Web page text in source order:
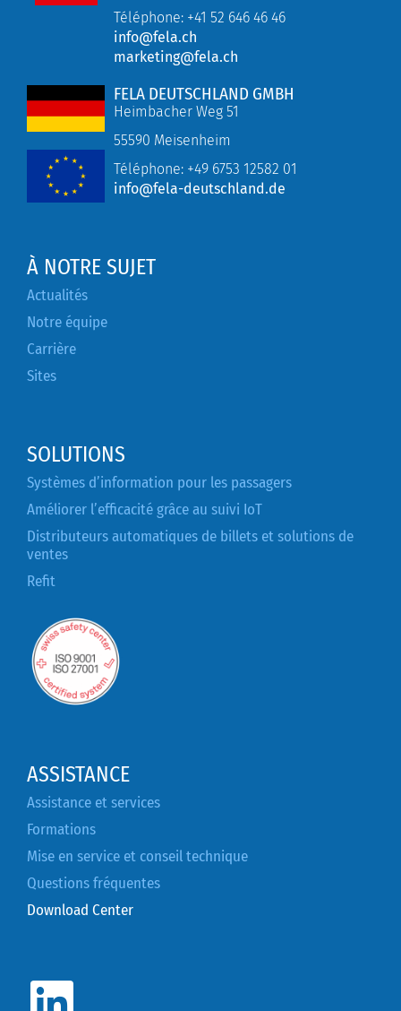
Téléphone: +41 52 646 46 46
info@fela.ch
marketing@fela.ch
FELA DEUTSCHLAND GMBH
Heimbacher Weg 51
55590 Meisenheim
Téléphone: +49 6753 12582 01
info@fela-deutschland.de
À NOTRE SUJET
Actualités
Notre équipe
Carrière
Sites
SOLUTIONS
Systèmes d’information pour les passagers
Améliorer l’efficacité grâce au suivi IoT
Distributeurs automatiques de billets et solutions de
ventes
Refit
ASSISTANCE
Assistance et services
Formations
Mise en service et conseil technique
Questions fréquentes
Download Center